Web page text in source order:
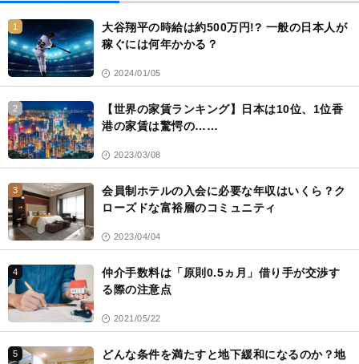
1
大谷翔平の時給は約500万円!? 一般の日本人が
稼ぐには何年かかる？
2024/01/05
2
【世界の家賃ランキング】日本は10位、1位香
港の家賃は驚愕の……
2023/03/08
3
会員制ホテルの入会に必要な年収はいくら？ク
ローズドな富裕層のコミュニティ
2023/04/04
4
仲介手数料は「原則0.5ヵ月」借り手が交渉す
る際の注意点
2021/05/22
5
どんな条件を満たすと地下緩和になるのか？地